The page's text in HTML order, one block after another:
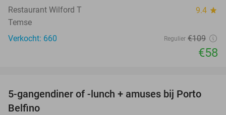
Restaurant Wilford T 9.4 star
Temse
Verkocht: 660
Regulier €109
€58
33%
5-gangendiner of -lunch + amuses bij Porto
Belfino